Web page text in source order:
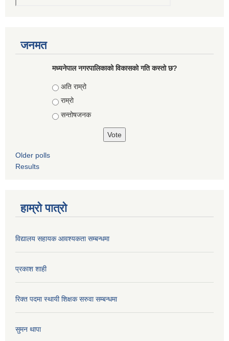
जनमत
मध्यनेपाल नगरपालिकाको विकासको गति कस्तो छ?
Choices
अति राम्रो
राम्रो
सन्तोषजनक
Older polls
Results
हाम्रो पात्रो
विद्यालय सहायक आवश्यकता सम्बन्धमा
प्रकाश शाही
रिक्त पदमा स्थायी शिक्षक सरुवा सम्बन्धमा
सुमन थापा